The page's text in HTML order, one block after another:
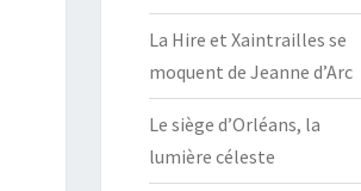
La Hire et Xaintrailles se
moquent de Jeanne d’Arc
Le siège d’Orléans, la
lumière céleste